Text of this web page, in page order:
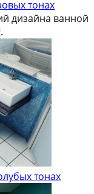
тонах
дизайна ванной
тонах